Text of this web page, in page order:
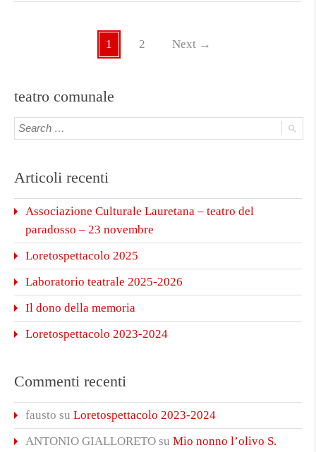
1 2 Next →
teatro comunale
Articoli recenti
Associazione Culturale Lauretana – teatro del
paradosso – 23 novembre
Loretospettacolo 2025
Laboratorio teatrale 2025-2026
Il dono della memoria
Loretospettacolo 2023-2024
Commenti recenti
fausto su Loretospettacolo 2023-2024
ANTONIO GIALLORETO su Mio nonno l’olivo S.